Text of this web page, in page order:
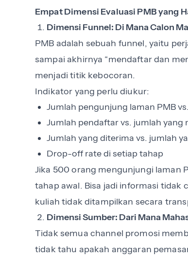
Empat Dimensi Evaluasi PMB yang
Dimensi Funnel: Di Mana Calon
PMB adalah sebuah funnel, yaitu
sampai akhirnya “mendaftar dan
menjadi titik kebocoran.
Indikator yang perlu diukur:
Jumlah pengunjung laman PMB
Jumlah pendaftar vs. jumlah yang
Jumlah yang diterima vs. jumlah
Drop-off rate di setiap tahap
Jika 500 orang mengunjungi laman
tahap awal. Bisa jadi informasi tidak
kuliah tidak ditampilkan secara
Dimensi Sumber: Dari Mana
Tidak semua channel promosi
tidak tahu apakah anggaran